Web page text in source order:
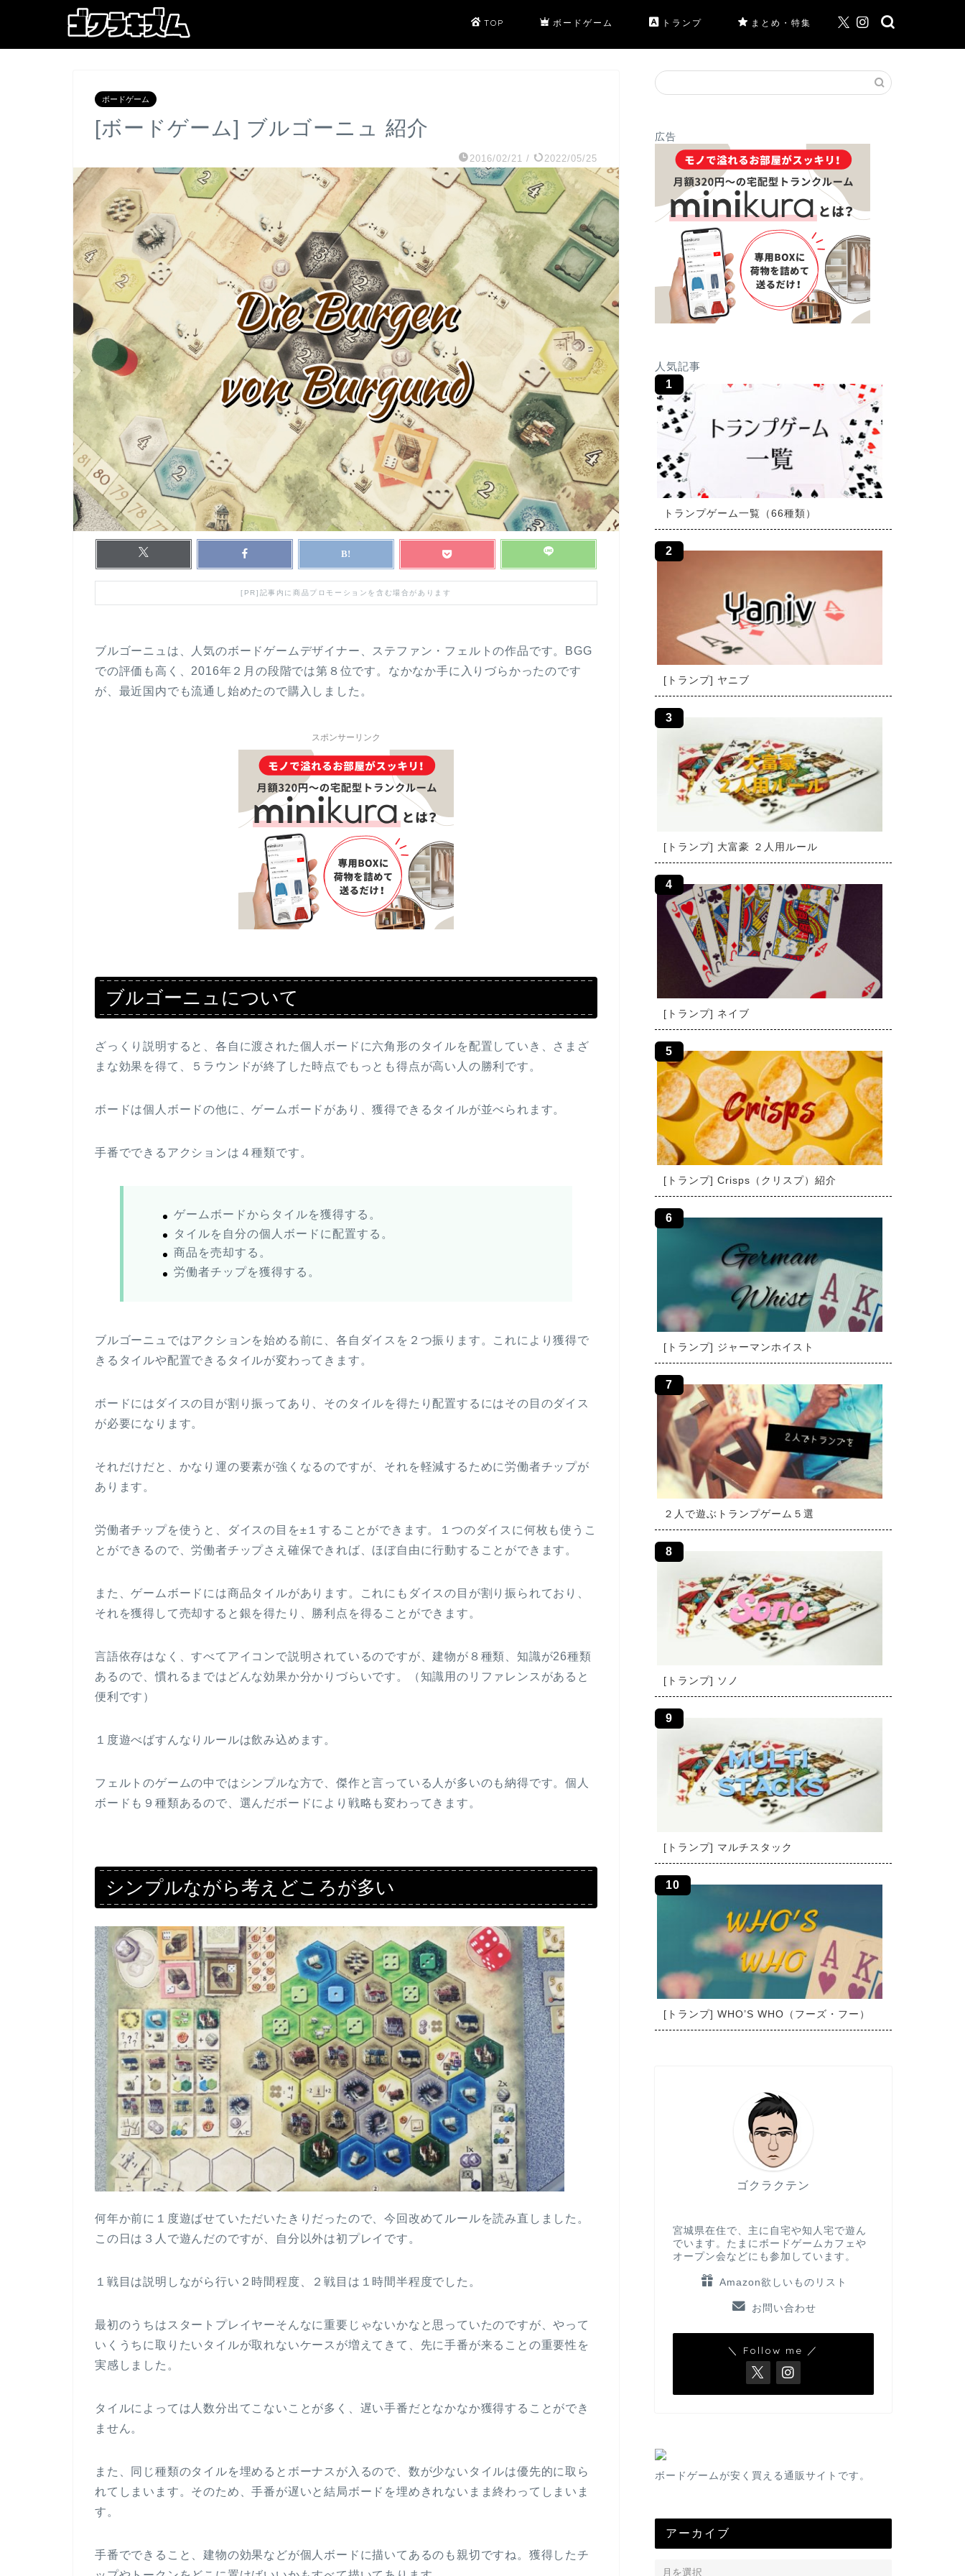
TOP ボードゲーム トランプ まとめ・特集
ボードゲーム
[ボードゲーム] ブルゴーニュ 紹介
2016/02/21 / 2022/05/25
[PR]記事内に商品プロモーションを含む場合があります
ブルゴーニュは、人気のボードゲームデザイナー、ステファン・フェルトの作品です。BGG
での評価も高く、2016年２月の段階では第８位です。なかなか手に入りづらかったのです
が、最近国内でも流通し始めたので購入しました。
スポンサーリンク
ブルゴーニュについて
ざっくり説明すると、各自に渡された個人ボードに六角形のタイルを配置していき、さまざ
まな効果を得て、５ラウンドが終了した時点でもっとも得点が高い人の勝利です。
ボードは個人ボードの他に、ゲームボードがあり、獲得できるタイルが並べられます。
手番でできるアクションは４種類です。
ゲームボードからタイルを獲得する。
タイルを自分の個人ボードに配置する。
商品を売却する。
労働者チップを獲得する。
ブルゴーニュではアクションを始める前に、各自ダイスを２つ振ります。これにより獲得で
きるタイルや配置できるタイルが変わってきます。
ボードにはダイスの目が割り振ってあり、そのタイルを得たり配置するにはその目のダイス
が必要になります。
それだけだと、かなり運の要素が強くなるのですが、それを軽減するために労働者チップが
あります。
労働者チップを使うと、ダイスの目を±１することができます。１つのダイスに何枚も使うこ
とができるので、労働者チップさえ確保できれば、ほぼ自由に行動することができます。
また、ゲームボードには商品タイルがあります。これにもダイスの目が割り振られており、
それを獲得して売却すると銀を得たり、勝利点を得ることができます。
言語依存はなく、すべてアイコンで説明されているのですが、建物が８種類、知識が26種類
あるので、慣れるまではどんな効果か分かりづらいです。（知識用のリファレンスがあると
便利です）
１度遊べばすんなりルールは飲み込めます。
フェルトのゲームの中ではシンプルな方で、傑作と言っている人が多いのも納得です。個人
ボードも９種類あるので、選んだボードにより戦略も変わってきます。
シンプルながら考えどころが多い
何年か前に１度遊ばせていただいたきりだったので、今回改めてルールを読み直しました。
この日は３人で遊んだのですが、自分以外は初プレイです。
１戦目は説明しながら行い２時間程度、２戦目は１時間半程度でした。
最初のうちはスタートプレイヤーそんなに重要じゃないかなと思っていたのですが、やって
いくうちに取りたいタイルが取れないケースが増えてきて、先に手番が来ることの重要性を
実感しました。
タイルによっては人数分出てこないことが多く、遅い手番だとなかなか獲得することができ
ません。
また、同じ種類のタイルを埋めるとボーナスが入るので、数が少ないタイルは優先的に取ら
れてしまいます。そのため、手番が遅いと結局ボードを埋めきれないまま終わってしまいま
す。
手番でできること、建物の効果などが個人ボードに描いてあるのも親切ですね。獲得したチ
広告
人気記事
トランプゲーム一覧（66種類）
[トランプ] ヤニブ
[トランプ] 大富豪 ２人用ルール
[トランプ] ネイブ
[トランプ] Crisps（クリスプ）紹介
[トランプ] ジャーマンホイスト
２人で遊ぶトランプゲーム５選
[トランプ] ソノ
[トランプ] マルチスタック
[トランプ] WHO’S WHO（フーズ・フー）
ゴクラクテン
宮城県在住で、主に自宅や知人宅で遊ん
でいます。たまにボードゲームカフェや
オープン会などにも参加しています。
Amazon欲しいものリスト
お問い合わせ
＼ Follow me ／
ボードゲームが安く買える通販サイトです。
アーカイブ